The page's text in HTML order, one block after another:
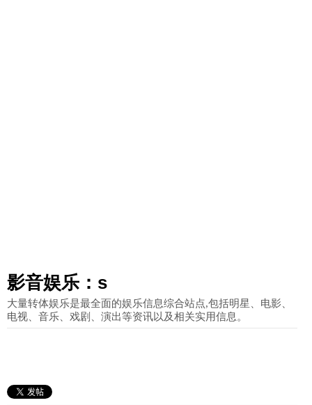
影音娱乐：s
大量转体娱乐是最全面的娱乐信息综合站点,包括明星、电影、
电视、音乐、戏剧、演出等资讯以及相关实用信息。